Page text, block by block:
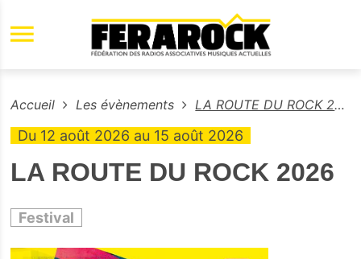
Aller au contenu principal
Accueil Les évènements LA ROUTE DU ROCK 2026
Du 12 août 2026 au 15 août 2026
LA ROUTE DU ROCK 2026
Festival